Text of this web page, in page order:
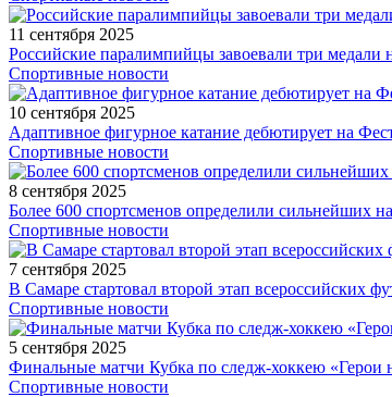
11 сентября 2025
Российские паралимпийцы завоевали три
Спортивные новости
10 сентября 2025
Адаптивное фигурное катание дебютирует на
Спортивные новости
8 сентября 2025
Более 600 спортсменов определили сильнейших
Спортивные новости
7 сентября 2025
В Самаре стартовал второй этап всероссийских
Спортивные новости
5 сентября 2025
Финальные матчи Кубка по следж-хоккею «Герои
Спортивные новости